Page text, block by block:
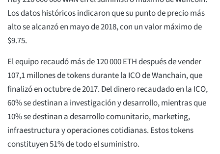
Los datos históricos indicaron que su punto de precio más
alto se alcanzó en mayo de 2018, con un valor máximo de
$9.75.
El equipo recaudó más de 120 000 ETH después de vender
107,1 millones de tokens durante la ICO de Wanchain, que
finalizó en octubre de 2017. Del dinero recaudado en la ICO,
60% se destinan a investigación y desarrollo, mientras que
10% se destinan a desarrollo comunitario, marketing,
infraestructura y operaciones cotidianas. Estos tokens
constituyen 51% de todo el suministro.